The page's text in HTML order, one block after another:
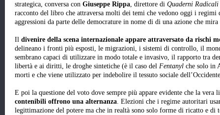
strategica, conversa con Giuseppe Rippa, direttore di Quaderni Radicali
racconto del libro che attraversa molti dei temi che vedono oggi i
aggressioni da parte delle democrature in nome di di una azione che
Il divenire della scena internazionale appare attraversato da rischi
delineano i fronti più esposti, le migrazioni, i sistemi di controllo, il
sembrano capaci di utilizzare in modo totale e invasivo, il rapporto tra
libertà e ai diritti, le droghe sintetiche (è il caso del Fentanyl che solo in
morti e che viene utilizzato per indebolire il tessuto sociale
E poi la questione del voto dove sempre più appare evidente che la vera
contenibili offrono una alternanza. Elezioni che i regime autoritari
legittimazione del potere ma che in realtà sono solo forme di ricatto e di